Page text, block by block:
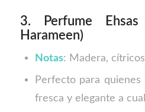
3. Perfume
Harameen)
Notas: Madera,
Perfecto para quienes
fresca y elegante a